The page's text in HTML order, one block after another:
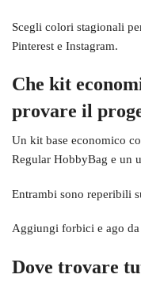
Scegli colori stagionali
Pinterest e Instagram.
Che kit
provare il
Un kit base economico
Regular HobbyBag e un
Entrambi sono reperibili
Aggiungi forbici e ago
Dove trovare